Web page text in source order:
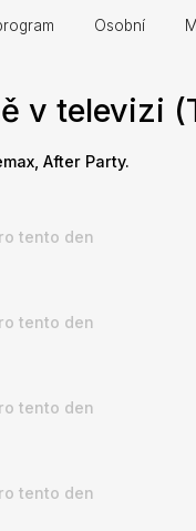
Osobní
v televizi
After Party.
tento den
tento den
tento den
tento den